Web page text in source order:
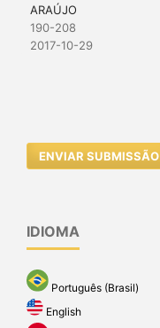
ARAÚJO
190-208
2017-10-29
ENVIAR SUBMISSÃO
IDIOMA
Português (Brasil)
English